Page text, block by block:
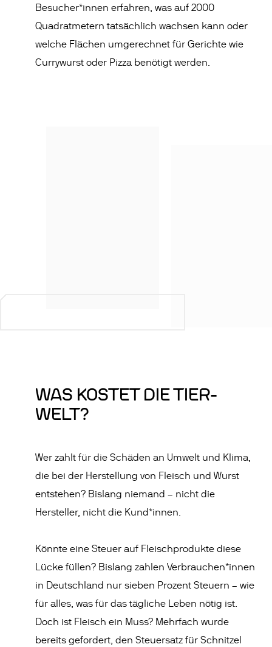
Besucher*innen erfahren, was auf 2000
Quadratmetern tatsächlich wachsen kann oder
welche Flächen umgerechnet für Gerichte wie
Currywurst oder Pizza benötigt werden.
WAS KOSTET DIE TIER-
WELT?
Wer zahlt für die Schäden an Umwelt und Klima,
die bei der Herstellung von Fleisch und Wurst
entstehen? Bislang niemand – nicht die
Hersteller, nicht die Kund*innen.
Könnte eine Steuer auf Fleischprodukte diese
Lücke füllen? Bislang zahlen Verbrauchen*innen
in Deutschland nur sieben Prozent Steuern – wie
für alles, was für das tägliche Leben nötig ist.
Doch ist Fleisch ein Muss? Mehrfach wurde
bereits gefordert, den Steuersatz für Schnitzel